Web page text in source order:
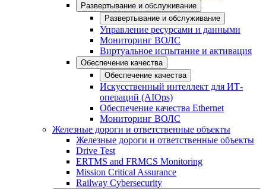
Развертывание и обслуживание
Развертывание и обслуживание
Управление ресурсами и данными
Мониторинг ВОЛС
Виртуальное испытание и активация
Обеспечение качества
Обеспечение качества
Искусственный интеллект для ИТ-
операций (AIOps)
Обеспечение качества Ethernet
Мониторинг ВОЛС
Железные дороги и ответственные объекты
Железные дороги и ответственные объекты
Drive Test
ERTMS and FRMCS Monitoring
Mission Critical Assurance
Railway Cybersecurity